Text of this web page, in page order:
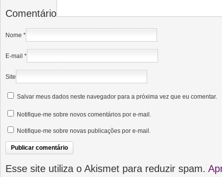
Comentário
Nome *
E-mail *
Site
Salvar meus dados neste navegador para a próxima vez que eu comentar.
Notifique-me sobre novos comentários por e-mail.
Notifique-me sobre novas publicações por e-mail.
Esse site utiliza o Akismet para reduzir spam.